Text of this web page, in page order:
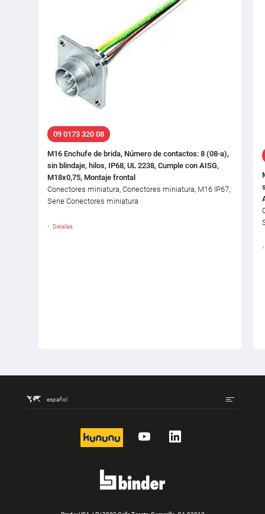
09 0173 320 08
M16 Enchufe de brida, Número de contactos: 8 (08-a),
sin blindaje, hilos, IP68, UL 2238, Cumple con AISG,
M18x0,75, Montaje frontal
Conectores miniatura, Conectores miniatura, M16 IP67,
Serie Conectores miniatura
Detalles
español
kununu YouTubeLinkedIn